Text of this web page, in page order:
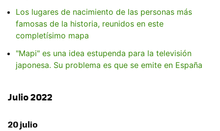
Los lugares de nacimiento de las personas más
famosas de la historia, reunidos en este
completísimo mapa
"Mapi" es una idea estupenda para la televisión
japonesa. Su problema es que se emite en España
Julio 2022
20 julio